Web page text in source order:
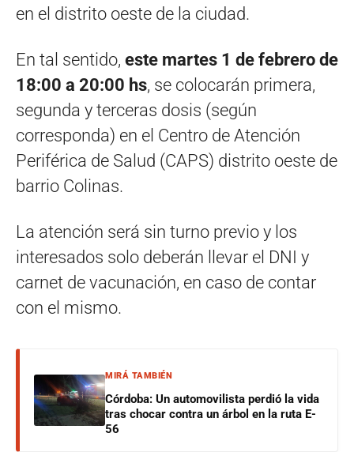
en el distrito oeste de la ciudad.
En tal sentido, este martes 1 de febrero de
18:00 a 20:00 hs, se colocarán primera,
segunda y terceras dosis (según
corresponda) en el Centro de Atención
Periférica de Salud (CAPS) distrito oeste de
barrio Colinas.
La atención será sin turno previo y los
interesados solo deberán llevar el DNI y
carnet de vacunación, en caso de contar
con el mismo.
MIRÁ TAMBIÉN
Córdoba: Un automovilista perdió la vida
tras chocar contra un árbol en la ruta E-
56